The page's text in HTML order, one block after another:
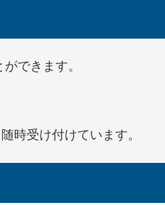
できます。
時受け付けています。